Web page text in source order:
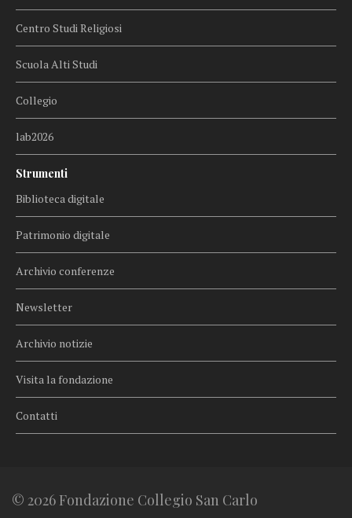
Centro Studi Religiosi
Scuola Alti Studi
Collegio
lab2026
Strumenti
Biblioteca digitale
Patrimonio digitale
Archivio conferenze
Newsletter
Archivio notizie
Visita la fondazione
Contatti
© 2026 Fondazione Collegio San Carlo